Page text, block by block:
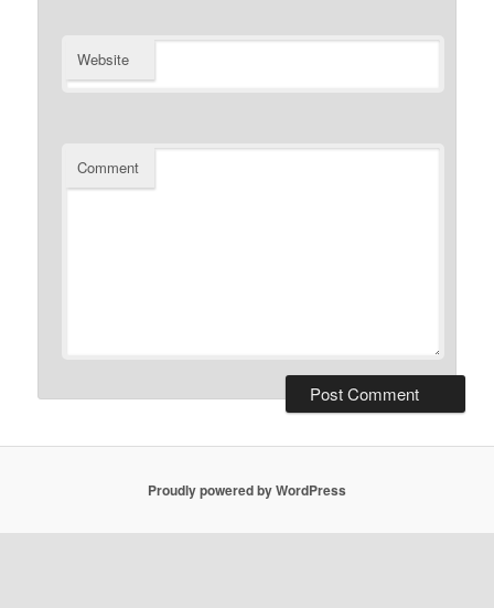
Website
Comment
Proudly powered by WordPress